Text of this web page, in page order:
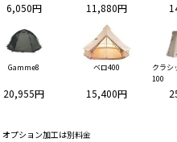
6,050円 11,880円
Gamme8
20,955円
ベロ400
15,400円
クラシ
100
プション加工は別料金